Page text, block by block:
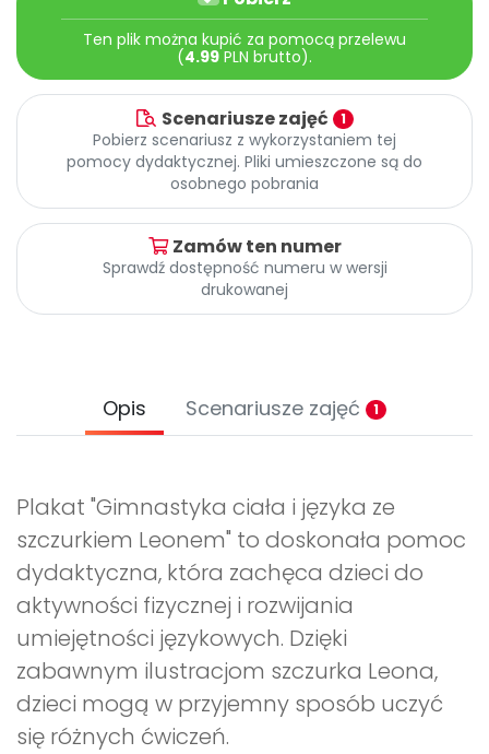
Archiwalne numery
Promocje
Ten plik można kupić za pomocą przelewu
(4.99 PLN brutto).
Scenariusze zajęć 1
Pobierz scenariusz z wykorzystaniem tej
pomocy dydaktycznej. Pliki umieszczone są do
osobnego pobrania
Zamów ten numer
Sprawdź dostępność numeru w wersji
drukowanej
Opis Scenariusze zajęć 1
Plakat "Gimnastyka ciała i języka ze
szczurkiem Leonem" to doskonała pomoc
dydaktyczna, która zachęca dzieci do
aktywności fizycznej i rozwijania
umiejętności językowych. Dzięki
zabawnym ilustracjom szczurka Leona,
dzieci mogą w przyjemny sposób uczyć
się różnych ćwiczeń.